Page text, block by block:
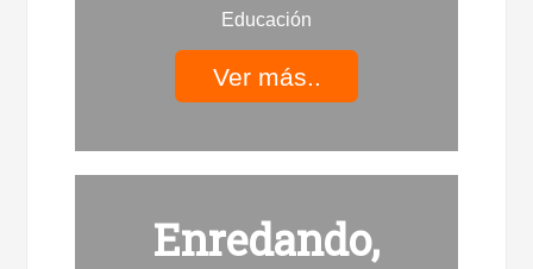
Educación
Ver más..
Enredando,